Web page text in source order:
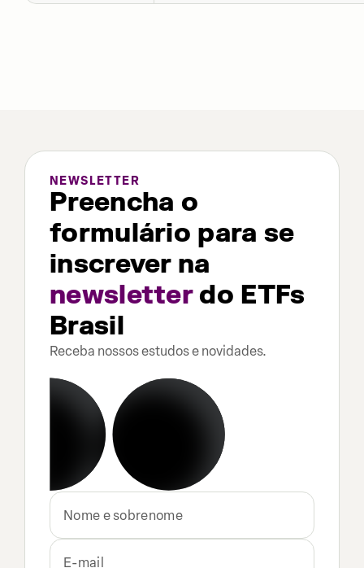
NEWSLETTER
Preencha o
formulário para se
inscrever na
newsletterdo ETFs
Brasil
Receba nossos estudos e novidades.